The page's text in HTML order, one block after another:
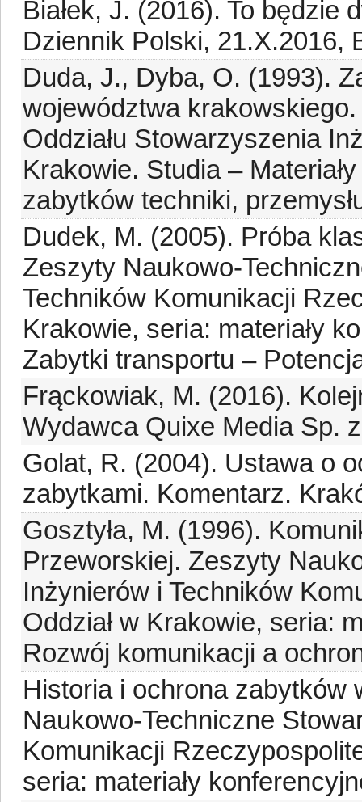
Białek, J. (2016). To będzie
Dziennik Polski, 21.X.2016,
Duda, J., Dyba, O. (1993).
województwa
Oddziału Stowarzyszenia
Krakowie. Studia –
zabytków techniki,
Dudek, M. (2005). Próba
Zeszyty Naukowo-
Techników Komunikacji
Krakowie, seria: materiały
Zabytki transportu –
Frąckowiak, M. (2016).
Wydawca Quixe Media Sp.
Golat, R. (2004). Ustawa o
zabytkami. Komentarz.
Gosztyła, M. (1996).
Przeworskiej. Zeszyty
Inżynierów i Techników
Oddział w Krakowie, seria:
Rozwój komunikacji a
Historia i ochrona zabytków
Naukowo-Techniczne
Komunikacji
seria: materiały